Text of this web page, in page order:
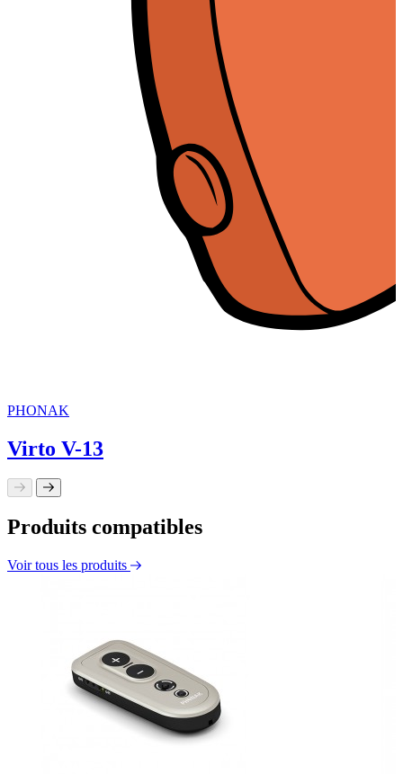
PHONAK
Virto V-13
Produits compatibles
Voir tous les produits